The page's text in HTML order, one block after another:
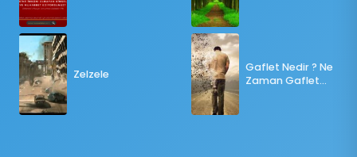
Zelzele
Gaflet Nedir ? Ne
Zaman Gaflet